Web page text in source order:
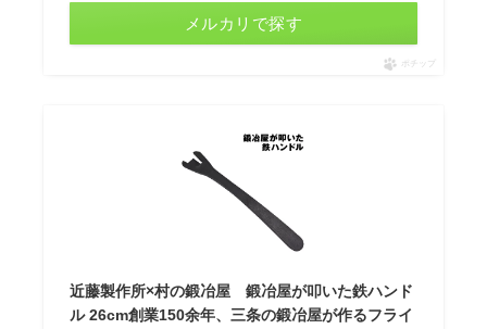
メルカリで探す
ポチップ
近藤製作所×村の鍛冶屋 鍛冶屋が叩いた鉄ハンド
ル 26cm創業150余年、三条の鍛冶屋が作るフライ